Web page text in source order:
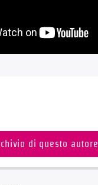
di questo autore